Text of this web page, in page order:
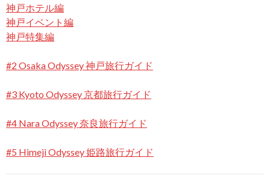
神戸ホテル編
神戸イベント編
神戸特集編
#2 Osaka Odyssey 神戸旅行ガイド
#3 Kyoto Odyssey 京都旅行ガイド
#4 Nara Odyssey 奈良旅行ガイド
#5 Himeji Odyssey 姫路旅行ガイド